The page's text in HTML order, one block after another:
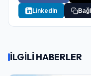
LinkedIn
İLGİLİ HABERLER